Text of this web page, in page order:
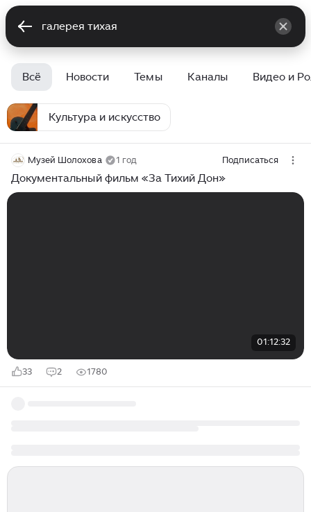
Всё Новости Темы Каналы Видео и
Культура и искусство
Музей Шолохова 1 год Подписаться
Документальный фильм «За Тихий Дон»
01:12:32
33 2 1780